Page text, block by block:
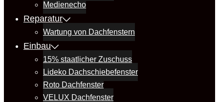
Medienecho
Reparatur
Wartung von Dachfenstern
Einbau
15% staatlicher Zuschuss
Lideko Dachschiebefenster
Roto Dachfenster
VELUX Dachfenster